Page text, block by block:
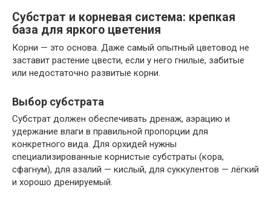
Субстрат и корневая система: крепкая
база для яркого цветения
Корни — это основа. Даже самый опытный цветовод не
заставит растение цвести, если у него гнилые, забитые
или недостаточно развитые корни.
Выбор субстрата
Субстрат должен обеспечивать дренаж, аэрацию и
удержание влаги в правильной пропорции для
конкретного вида. Для орхидей нужны
специализированные корнистыe субстраты (кора,
сфагнум), для азалий — кислый, для суккулентов — лёгкий
и хорошо дренируемый.